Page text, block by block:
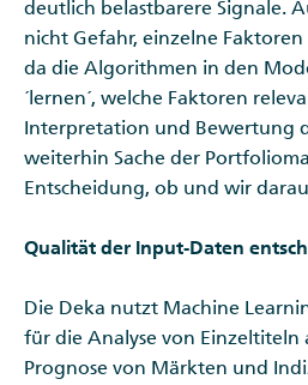
deutlich belastbarere Signale.
nicht Gefahr, einzelne
da die Algorithmen in den
´lernen´, welche Faktoren
Interpretation und Bewertung
weiterhin Sache der
Entscheidung, ob und wir
Qualität der Input-Daten
Die Deka nutzt Machine
für die Analyse von Einzeltiteln
Prognose von Märkten und